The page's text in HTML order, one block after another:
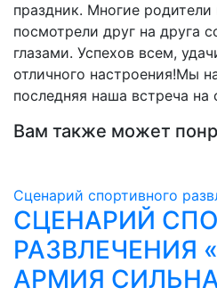
праздник. Многие родители
посмотрели друг на друга
глазами. Успехов всем,
отличного настроения!Мы
последняя наша встреча
Вам также может
Сценарий спортивного
СЦЕНАРИЙ
РАЗВЛЕЧЕНИЯ
АРМИЯ